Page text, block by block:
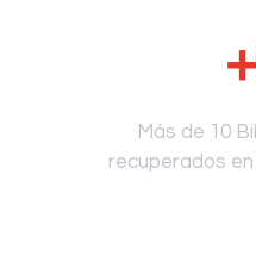
+
Más de 10
recuperados